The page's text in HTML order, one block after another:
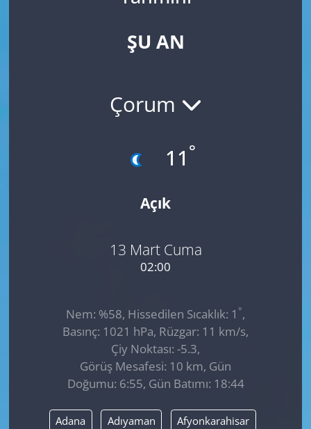
ŞU AN
Çorum
11 °
Açık
13 Mart Cuma
02:00
Nem: %58, Hissedilen Sıcaklık: 1 °,
Basınç: 1021 hPa, Rüzgar: 11 km/s,
Çiy Noktası: -5.3,
Görüş Mesafesi: 10 km, Gün
Doğumu: 6:55, Gün Batımı: 18:44
Adana Adıyaman Afyonkarahisar